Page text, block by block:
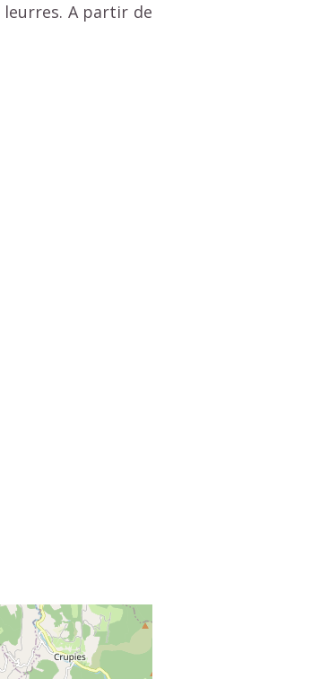
leurres. A partir de